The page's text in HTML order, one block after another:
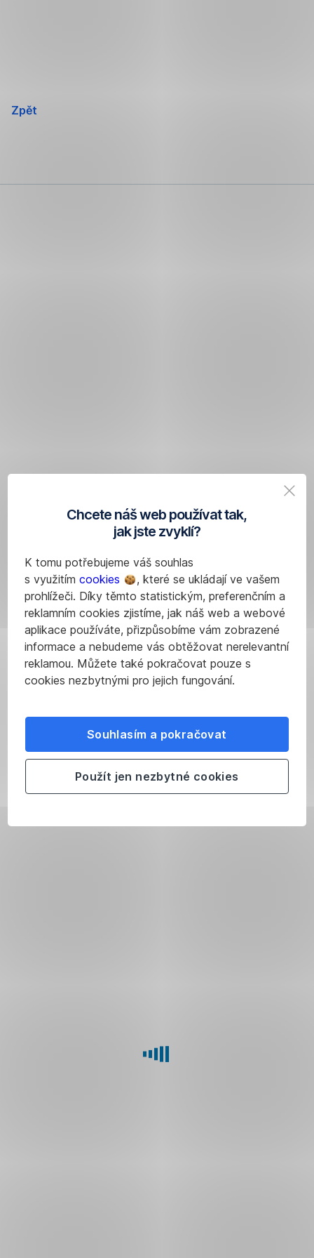
Chcete náš web používat tak,
jak jste zvyklí?
K tomu potřebujeme váš souhlas
s využitím cookies
, které se ukládají ve vašem
prohlížeči. Díky těmto statistickým, preferenčním a
reklamním cookies zjistíme, jak náš web a webové
aplikace používáte, přizpůsobíme vám zobrazené
informace a nebudeme vás obtěžovat nerelevantní
reklamou. Můžete také pokračovat pouze s
cookies nezbytnými pro jejich fungování.
Souhlasím a pokračovat
Použít jen nezbytné cookies
Zpět